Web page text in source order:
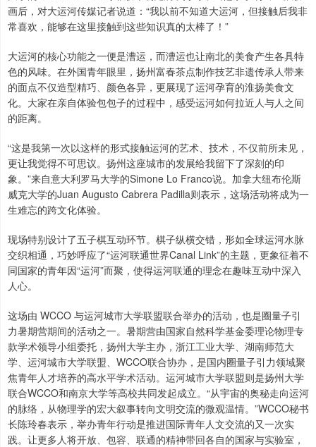
画后，对大运河传媒记者说道：“我以前不知道大运河，但接触后我非
常喜欢，能够在这里接触到这些知识真的太棒了！”
大运河的核心功能之一便是漕运，而漕运也让南北的美食产生各具特
色的风味。在外国青年眼里，扬州富春茶点制作技艺非遗传承人带来
的面点不仅造型精巧、颜色各异，更展现了运河孕育的淮扬美食文
化。大家在亲自体验包包子的过程中，感受运河如何拉近人与人之间
的距离。
“这是我第一次以这样的形式接触运河的艺术、技术，不仅前所未见，
更让我觉得不可思议。扬州这座城市的发展给我留下了深刻的印
象。”来自意大利罗马大学的Simone Lo Franco说。加拿大纽布伦斯
威克大学的Juan Augusto Cabrera Padilla则表示，这场活动将成为一
生难忘的跨文化体验。
现场特别设计了五子棋互动环节。棋子纵横交错，形如全球运河水脉
交织相通，巧妙呼应了“运河联通世界Canal Link”的主题，更象征着不
同国家的青年因“运河”而聚，使得运河联通的理念在趣味互动中深入
人心。
这场由 WCCO 与运河城市大学联盟联合举办的活动，也是圈量子引
力暑期营期间的活动之一。暑期营由国家自然科学基金委理论物理专
款学术领导小组委托，扬州大学主办，浙江工业大学、湖南师范大
学、运河城市大学联盟、WCCO联合协办，是国内圈量子引力领域聚
焦青年人才培养的高水平学术活动。运河城市大学联盟则是扬州大学
联合WCCO和南京大学等高校共同发起成立。“从宇宙的奥秘走向运河
的脉络，从物理学的宏大叙事转向文明交流的微观温情。”WCCO秘书
长陈玲春表示，举办青年行动是推进国际青年人文交流的又一次实
践。让更多人将开放、包容、联通的精神带回各自的国家与实验室，